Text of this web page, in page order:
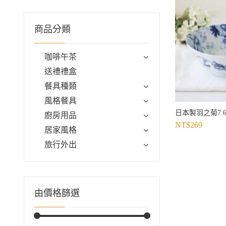
日本製羽之菊
NT$269
商品分類
咖啡午茶
送禮禮盒
餐具種類
風格餐具
廚房用品
居家風格
旅行外出
由價格篩選